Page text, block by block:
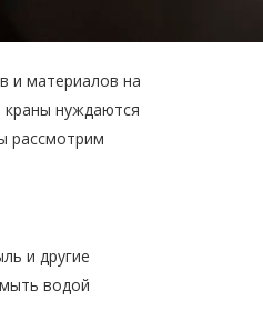
и материалов на
краны нуждаются
рассмотрим
и другие
водой